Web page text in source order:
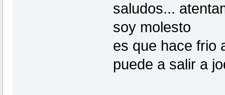
saludos...
soy molesto
es que hace frio
puede a salir a